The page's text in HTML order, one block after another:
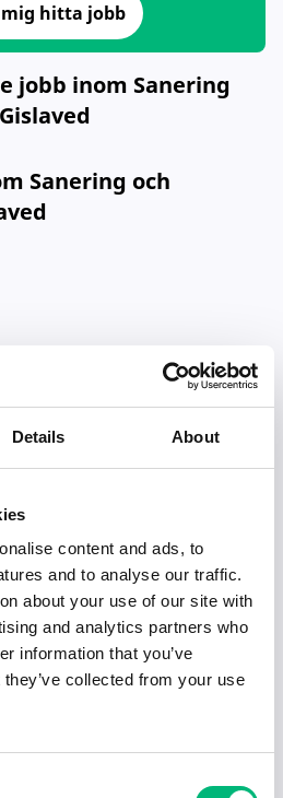
Details About
content and ads, to
and to analyse our traffic.
about your use of our site with
and analytics partners who
information that you’ve
collected from your use
hitta jobb
jobb inom Sanering
Sanering och
i Jobbnytt